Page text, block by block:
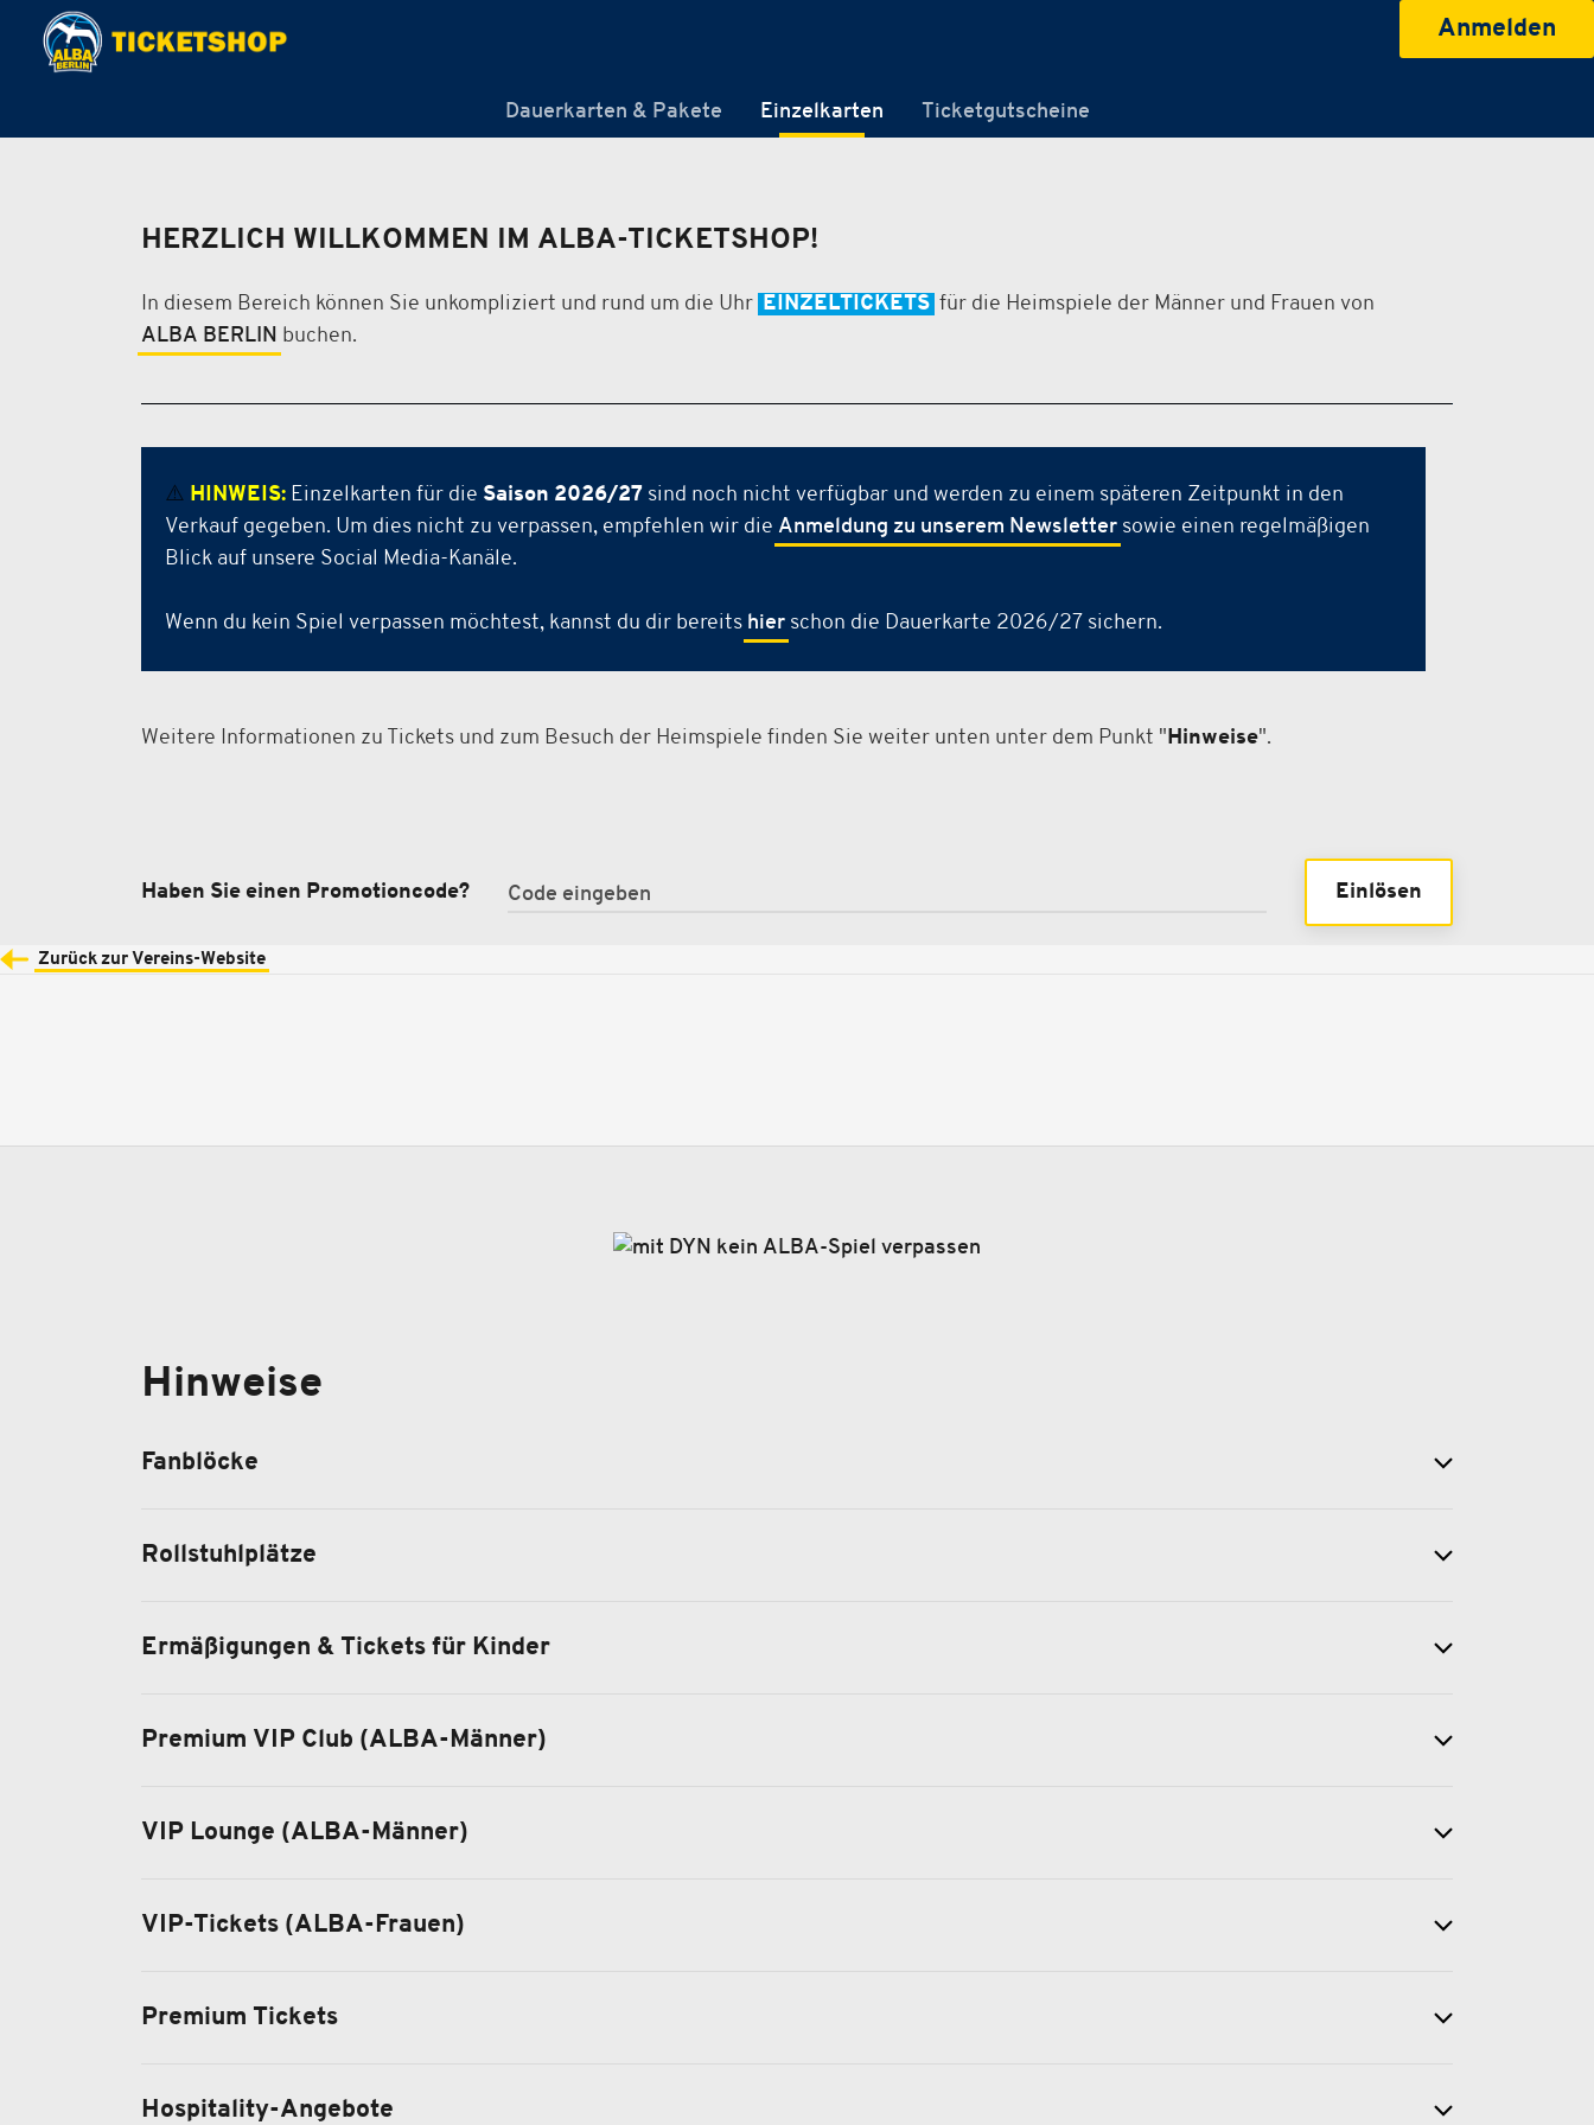
Anmelden
Dauerkarten & Pakete Einzelkarten Ticketgutscheine
HERZLICH WILLKOMMEN IM ALBA-TICKETSHOP!
In diesem Bereich können Sie unkompliziert und rund um die Uhr EINZELTICKETS für die Heimspiele der Männer und Frauen von
ALBA BERLIN buchen.
⚠️ HINWEIS: Einzelkarten für die Saison 2026/27 sind noch nicht verfügbar und werden zu einem späteren Zeitpunkt in den
Verkauf gegeben. Um dies nicht zu verpassen, empfehlen wir die Anmeldung zu unserem Newsletter sowie einen regelmäßigen
Blick auf unsere Social Media-Kanäle.
Wenn du kein Spiel verpassen möchtest, kannst du dir bereits hier schon die Dauerkarte 2026/27 sichern.
Weitere Informationen zu Tickets und zum Besuch der Heimspiele finden Sie weiter unten unter dem Punkt "Hinweise".
Haben Sie einen Promotioncode? Einlösen
Zurück zur Vereins-Website
Hinweise
Fanblöcke
Rollstuhlplätze
Ermäßigungen & Tickets für Kinder
Premium VIP Club (ALBA-Männer)
VIP Lounge (ALBA-Männer)
VIP-Tickets (ALBA-Frauen)
Premium Tickets
Hospitality-Angebote